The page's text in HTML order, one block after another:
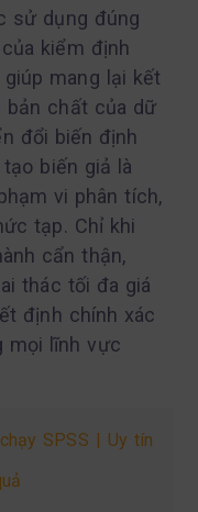
sử dụng đúng
kiểm định
mang lại kết
bản chất của dữ
đổi biến định
biến giả là
vi phân tích,
tạp. Chỉ khi
cẩn thận,
thác tối đa giá
định chính xác
mọi lĩnh vực
SPSS | Uy tín